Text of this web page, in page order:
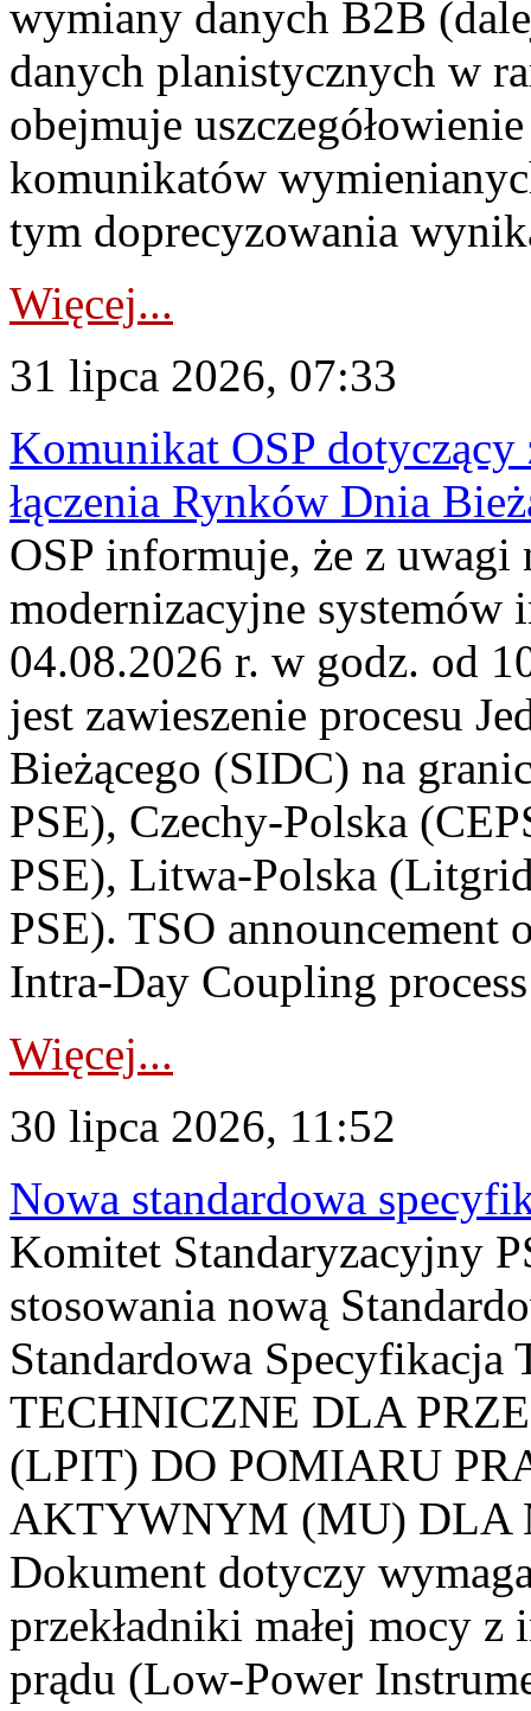
wymiany danych B2B
danych planistycznych w
obejmuje
komunikatów
tym doprecyzowania
Więcej...
31 lipca 2026, 07:33
Komunikat OSP dotyczący
łączenia Rynków Dnia
OSP informuje, że z uwagi
modernizacyjne
04.08.2026 r. w godz. od
jest zawieszenie procesu
Bieżącego (SIDC) na
PSE), Czechy-Polska
PSE), Litwa-Polska
PSE). TSO announcement
Intra-Day Coupling
Więcej...
30 lipca 2026, 11:52
Nowa standardowa
Komitet Standaryzacyjny
stosowania nową
Standardowa
TECHNICZNE DLA
(LPIT) DO POMIARU
AKTYWNYM (MU) DLA
Dokument dotyczy
przekładniki małej mocy
prądu (Low-Power